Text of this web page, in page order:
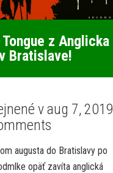
z Anglicka
Bratislave!
v aug 7, 2019
augusta do Bratislavy po
opäť zavíta anglická